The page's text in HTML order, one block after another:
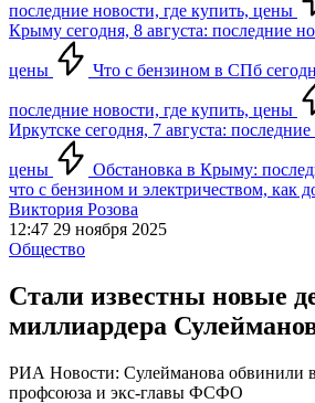
последние новости, где купить, цены
Крыму сегодня, 8 августа: последние
цены Что с бензином в СПб
последние новости, где купить, цены
Иркутске сегодня, 7 августа:
цены
Обстановка в Крыму:
что с бензином и электричеством, как
Виктория Розова
12:47 29 ноября 2025
Общество
Стали известны новые
миллиардера
РИА Новости: Сулейманова обвинили
профсоюза и экс-главы ФСФО